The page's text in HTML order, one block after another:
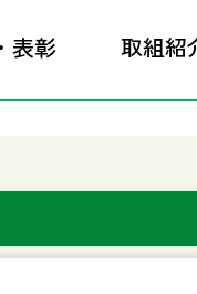
表彰 取組紹